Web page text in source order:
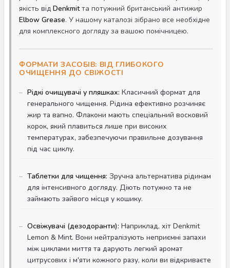
якість від Denkmitта потужний британський антижир
Elbow Grease. У нашому каталозі зібрано все необхідне
для комплексного догляду за вашою помічницею.
ФОРМАТИ ЗАСОБІВ: ВІД ГЛИБОКОГО
ОЧИЩЕННЯ ДО СВІЖОСТІ
Рідкі очищувачі у пляшках: Класичний формат для
генерального чищення. Рідина ефективно розчиняє
жир та вапно. Флакони мають спеціальний восковий
корок, який плавиться лише при високих
температурах, забезпечуючи правильне дозування
під час циклу.
Таблетки для чищення: Зручна альтернатива рідинам
для інтенсивного догляду. Діють потужно та не
займають зайвого місця у кошику.
Освіжувачі (дезодоранти): Наприклад, хіт Denkmit
Lemon & Mint. Вони нейтралізують неприємні запахи
між циклами миття та дарують легкий аромат
цитрусових і м'яти кожного разу, коли ви відкриваєте